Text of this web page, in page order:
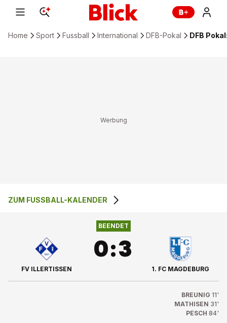
Home Sport Fussball International DFB-Pokal DFB
0 :3
ZUM FUSSBALL-KALENDER
FV ILLERTISSEN
BEENDET
0:3
1. FC MAGDEBURG
BREUNIG 11'
MATHISEN 31'
PESCH 84'